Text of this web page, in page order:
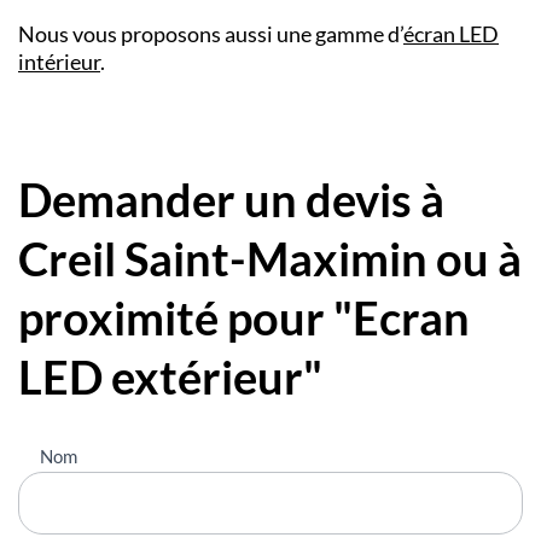
Nous vous proposons aussi une gamme d’écran LED
intérieur.
Demander un devis à
Creil Saint-Maximin ou à
proximité pour "Ecran
LED extérieur"
Nous
contacter
Nom